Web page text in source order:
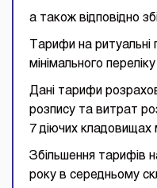
а також відповідно
Тарифи на ритуальні
мінімального
Дані тарифи
розпису та витрат
7 діючих
Збільшення тарифів
року в середньому